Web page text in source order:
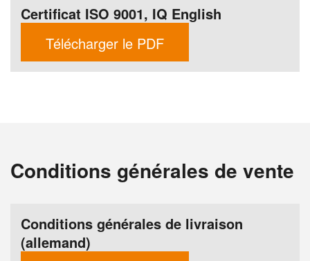
Certificat ISO 9001, IQ English
Télécharger le PDF
Conditions générales de vente
Conditions générales de livraison
(allemand)